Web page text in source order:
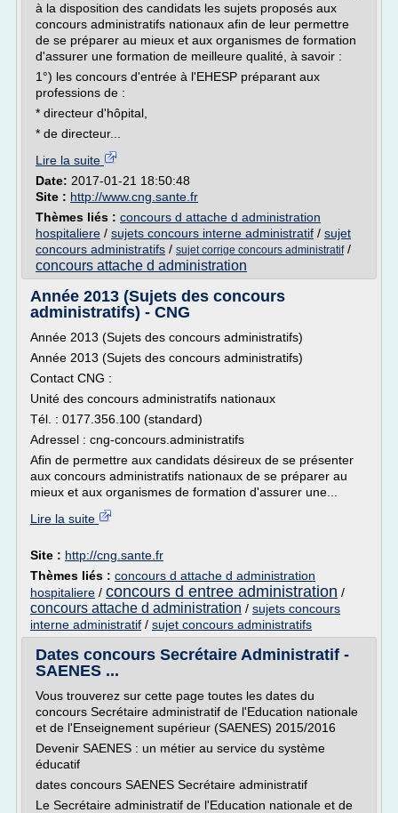
à la disposition des candidats les sujets proposés aux
concours administratifs nationaux afin de leur permettre
de se préparer au mieux et aux organismes de formation
d'assurer une formation de meilleure qualité, à savoir :
1°) les concours d'entrée à l'EHESP préparant aux
professions de :
* directeur d'hôpital,
* de directeur...
Lire la suite
Date: 2017-01-21 18:50:48
Site : http://www.cng.sante.fr
Thèmes liés : concours d attache d administration
hospitaliere / sujets concours interne administratif / sujet
concours administratifs / sujet corrige concours administratif/
concours attache d administration
Année 2013 (Sujets des concours
administratifs) - CNG
Année 2013 (Sujets des concours administratifs)
Année 2013 (Sujets des concours administratifs)
Contact CNG :
Unité des concours administratifs nationaux
Tél. : 0177.356.100 (standard)
Adressel : cng-concours.administratifs
Afin de permettre aux candidats désireux de se présenter
aux concours administratifs nationaux de se préparer au
mieux et aux organismes de formation d'assurer une...
Lire la suite
Site : http://cng.sante.fr
Thèmes liés : concours d attache d administration
hospitaliere / concours d entree administration /
concours attache d administration / sujets concours
interne administratif / sujet concours administratifs
Dates concours Secrétaire Administratif -
SAENES ...
Vous trouverez sur cette page toutes les dates du
concours Secrétaire administratif de l'Education nationale
et de l'Enseignement supérieur (SAENES) 2015/2016
Devenir SAENES : un métier au service du système
éducatif
dates concours SAENES Secrétaire administratif
Le Secrétaire administratif de l'Education nationale et de